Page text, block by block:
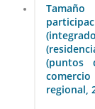
(puntos
regional,